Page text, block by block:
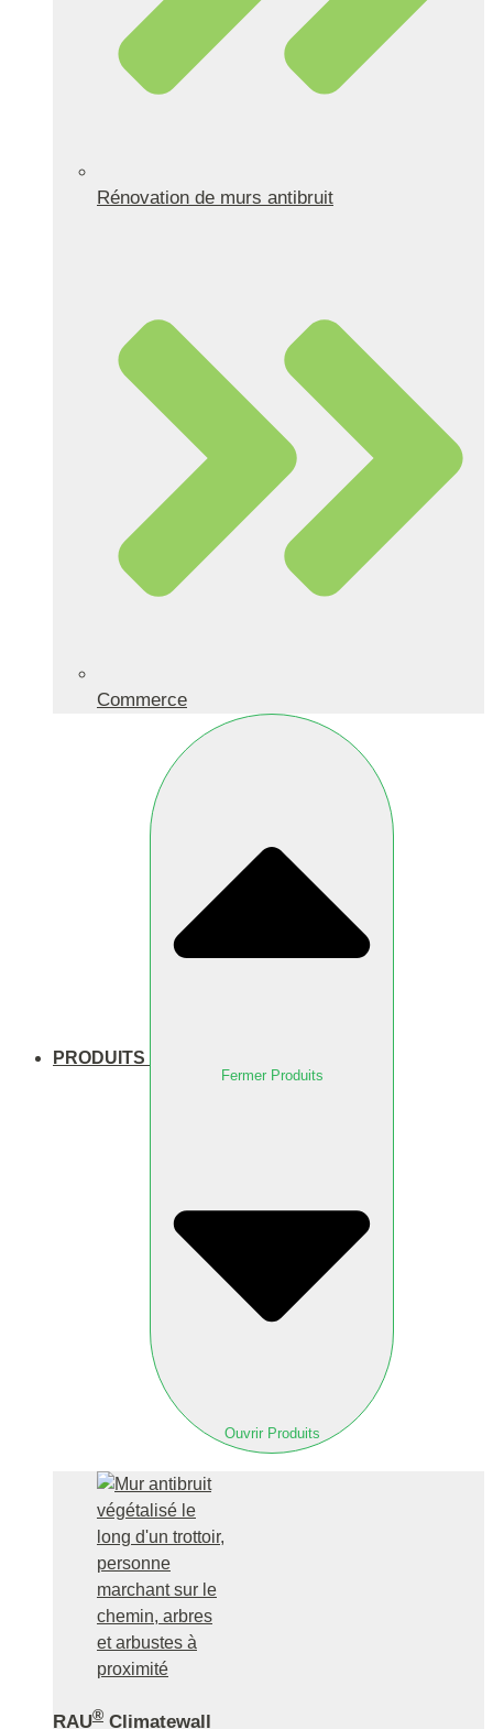
Rénovation de murs antibruit
Commerce
PRODUITS
Fermer Produits
Ouvrir Produits
RAU® Climatewall